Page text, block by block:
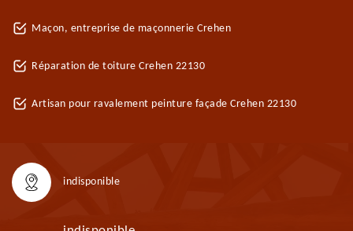
Maçon, entreprise de maçonnerie Crehen
Réparation de toiture Crehen 22130
Artisan pour ravalement peinture façade Crehen 22130
indisponible